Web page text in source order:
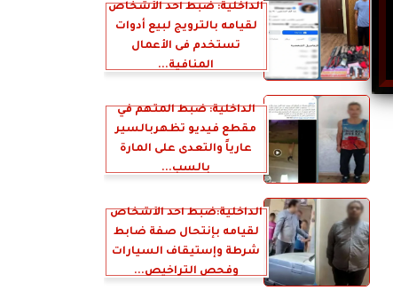
الداخلية: ضبط أحد الأشخاص
لقيامه بالترويج لبيع أدوات
تستخدم فى الأعمال
المنافية...
الداخلية: ضبط المتهم في
مقطع فيديو تظهربالسير
عارياً والتعدى على المارة
بالسب...
الداخلية:ضبط أحد الأشخاص
لقيامه بإنتحال صفة ضابط
شرطة وإستيقاف السيارات
وفحص التراخيص...